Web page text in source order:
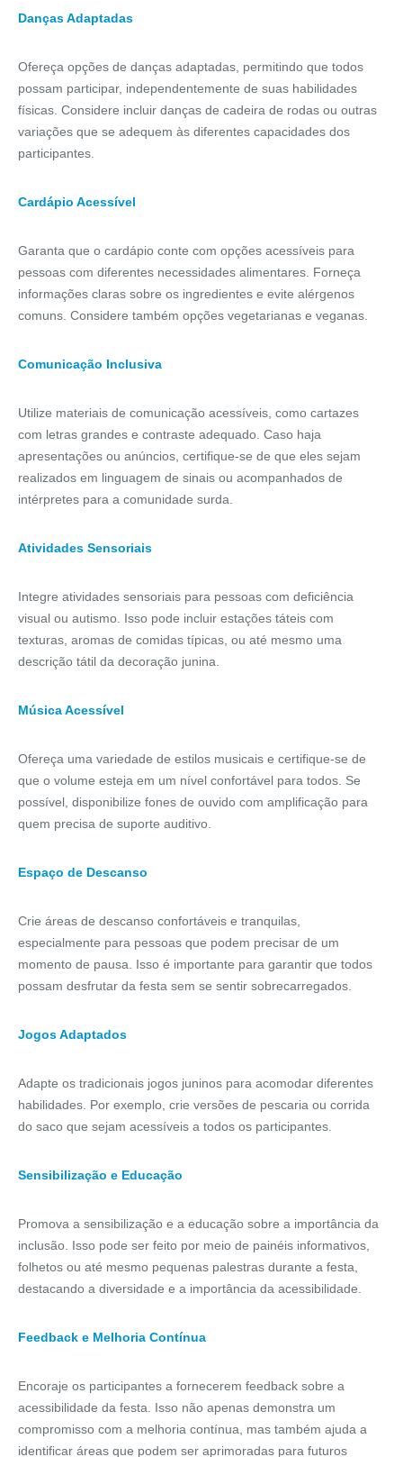
Danças Adaptadas
Ofereça opções de danças adaptadas, permitindo que todos
possam participar, independentemente de suas habilidades
físicas. Considere incluir danças de cadeira de rodas ou outras
variações que se adequem às diferentes capacidades dos
participantes.
Cardápio Acessível
Garanta que o cardápio conte com opções acessíveis para
pessoas com diferentes necessidades alimentares. Forneça
informações claras sobre os ingredientes e evite alérgenos
comuns. Considere também opções vegetarianas e veganas.
Comunicação Inclusiva
Utilize materiais de comunicação acessíveis, como cartazes
com letras grandes e contraste adequado. Caso haja
apresentações ou anúncios, certifique-se de que eles sejam
realizados em linguagem de sinais ou acompanhados de
intérpretes para a comunidade surda.
Atividades Sensoriais
Integre atividades sensoriais para pessoas com deficiência
visual ou autismo. Isso pode incluir estações táteis com
texturas, aromas de comidas típicas, ou até mesmo uma
descrição tátil da decoração junina.
Música Acessível
Ofereça uma variedade de estilos musicais e certifique-se de
que o volume esteja em um nível confortável para todos. Se
possível, disponibilize fones de ouvido com amplificação para
quem precisa de suporte auditivo.
Espaço de Descanso
Crie áreas de descanso confortáveis e tranquilas,
especialmente para pessoas que podem precisar de um
momento de pausa. Isso é importante para garantir que todos
possam desfrutar da festa sem se sentir sobrecarregados.
Jogos Adaptados
Adapte os tradicionais jogos juninos para acomodar diferentes
habilidades. Por exemplo, crie versões de pescaria ou corrida
do saco que sejam acessíveis a todos os participantes.
Sensibilização e Educação
Promova a sensibilização e a educação sobre a importância da
inclusão. Isso pode ser feito por meio de painéis informativos,
folhetos ou até mesmo pequenas palestras durante a festa,
destacando a diversidade e a importância da acessibilidade.
Feedback e Melhoria Contínua
Encoraje os participantes a fornecerem feedback sobre a
acessibilidade da festa. Isso não apenas demonstra um
compromisso com a melhoria contínua, mas também ajuda a
identificar áreas que podem ser aprimoradas para futuros